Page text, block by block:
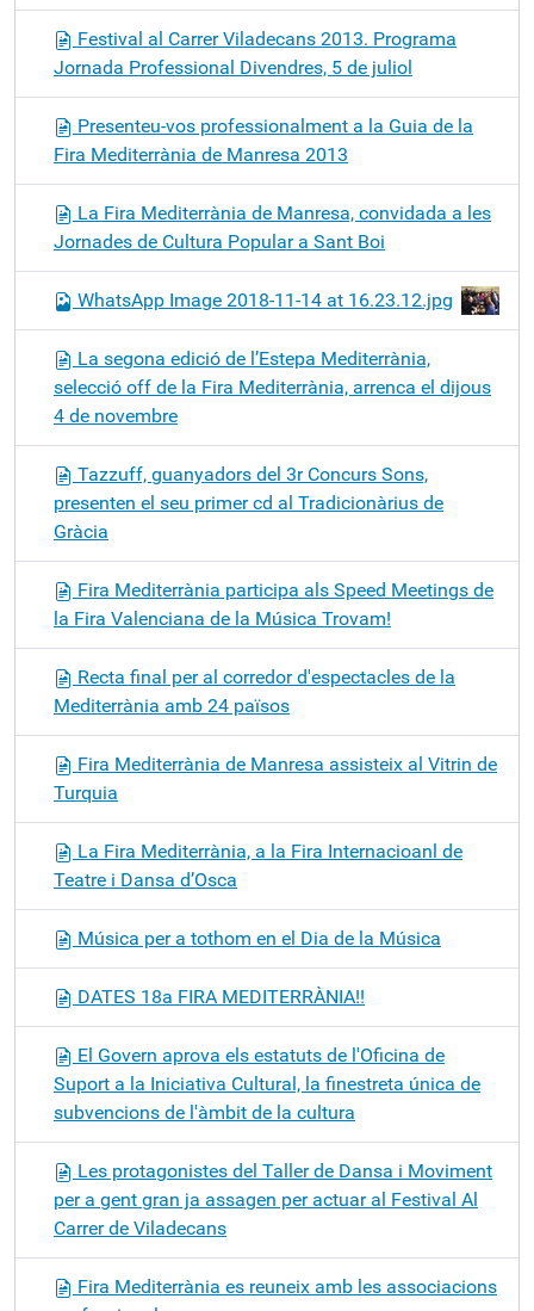
Festival al Carrer Viladecans 2013. Programa
Jornada Professional Divendres, 5 de juliol
Presenteu-vos professionalment a la Guia de la
Fira Mediterrània de Manresa 2013
La Fira Mediterrània de Manresa, convidada a les
Jornades de Cultura Popular a Sant Boi
WhatsApp Image 2018-11-14 at 16.23.12.jpg
La segona edició de l’Estepa Mediterrània,
selecció off de la Fira Mediterrània, arrenca el dijous
4 de novembre
Tazzuff, guanyadors del 3r Concurs Sons,
presenten el seu primer cd al Tradicionàrius de
Gràcia
Fira Mediterrània participa als Speed Meetings de
la Fira Valenciana de la Música Trovam!
Recta final per al corredor d'espectacles de la
Mediterrània amb 24 països
Fira Mediterrània de Manresa assisteix al Vitrin de
Turquia
La Fira Mediterrània, a la Fira Internacioanl de
Teatre i Dansa d’Osca
Música per a tothom en el Dia de la Música
DATES 18a FIRA MEDITERRÀNIA!!
El Govern aprova els estatuts de l'Oficina de
Suport a la Iniciativa Cultural, la finestreta única de
subvencions de l'àmbit de la cultura
Les protagonistes del Taller de Dansa i Moviment
per a gent gran ja assagen per actuar al Festival Al
Carrer de Viladecans
Fira Mediterrània es reuneix amb les associacions